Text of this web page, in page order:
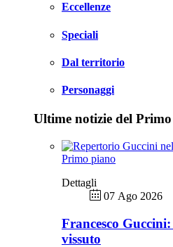
Eccellenze
Speciali
Dal territorio
Personaggi
Ultime notizie del
Primo piano
Dettagli
07 Ago 2026
Francesco
vissuto